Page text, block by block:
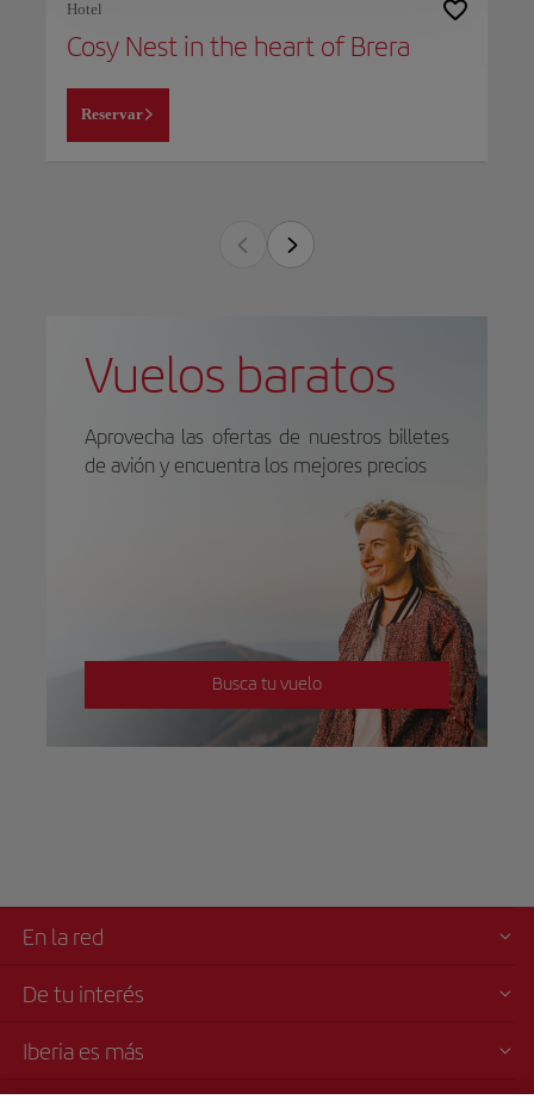
Hotel
Cosy Nest in the heart of Brera
Reservar
Vuelos baratos
Aprovecha las ofertas de nuestros billetes
de avión y encuentra los mejores precios
Busca tu vuelo
En la red
De tu interés
Iberia es más